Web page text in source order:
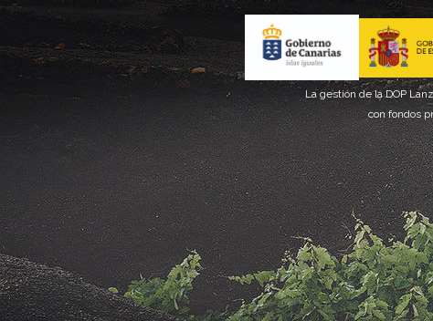
La gestión de la DOP
con fondos